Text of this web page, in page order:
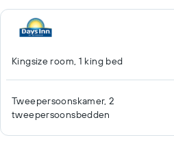
Kingsize room, 1 king bed
Tweepersoonskamer, 2
tweepersoonsbedden